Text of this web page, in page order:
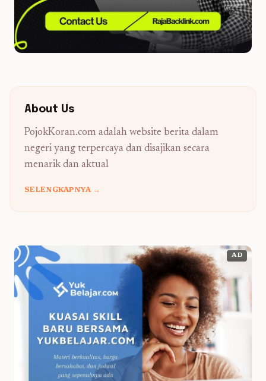
About Us
PojokKoran.com adalah website berita dalam
negeri yang terpercaya dan disajikan secara
menarik dan aktual
SELENGKAPNYA →
AD